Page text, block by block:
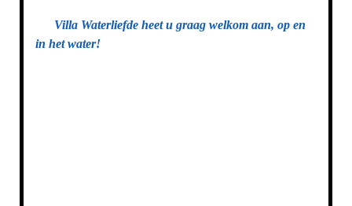
Villa Waterliefde heet u graag welkom aan, op en
in het water!